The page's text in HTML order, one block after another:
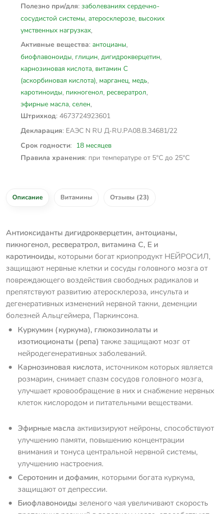
Полезно при/для: заболеваниях сердечно-
сосудистой системы, атеросклерозе, высоких
умственных нагрузках,
Активные вещества: антоцианы,
биофлавоноиды, глицин, дигидрокверцетин,
карнозиновая кислота, витамин С
(аскорбиновая кислота), марганец, медь,
каротиноиды, пикногенол, ресвератрол,
эфирные масла, селен,
Штрихкод: 4673724923601
Декларация: ЕАЭС N RU Д-RU.PА08.В.34681/22
Срок годности: 18 месяцев
Правила хранения: при температуре от 5°C до 25°C
Описание Витамины Отзывы (23)
Антиоксиданты дигидрокверцетин, антоцианы,
пикногенол, ресвератрол, витамина С, Е и
каротиноиды, которыми богат криопродукт НЕЙРОСИЛ,
защищают нервные клетки и сосуды головного мозга от
повреждающего воздействия свободных радикалов и
препятствуют развитию атеросклероза, инсульта и
дегенеративных изменений нервной такни, деменции
болезней Альцгеймера, Паркинсона.
Куркумин (куркума), глюкозинолаты и
изотиоционаты (репа) также защищают мозг от
нейродегенеративных заболеваний.
Карнозиновая кислота, источником которых является
розмарин, снимает спазм сосудов головного мозга,
улучшает кровообращение в них и снабжение нервных
клеток кислородом и питательными веществами.
Эфирные масла активизируют нейроны, способствуют
улучшению памяти, повышению концентрации
внимания и тонуса центральной нервной системы,
улучшению настроения.
Серотонин и дофамин, которыми богата куркума,
защищают от депрессии.
Биофлавоноиды зеленого чая увеличивают скорость